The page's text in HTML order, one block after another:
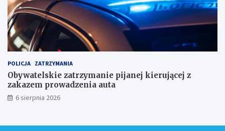
POLICJA ZATRZYMANIA
Obywatelskie zatrzymanie pijanej kierującej z
zakazem prowadzenia auta
6 sierpnia 2026